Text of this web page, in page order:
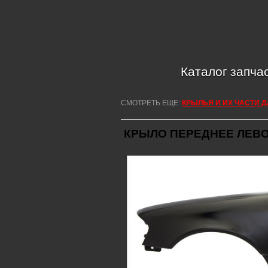
СМОТРЕТЬ ЕЩЕ: КРЫЛЬЯ И ИХ ЧАСТИ
КРЫЛО ПЕРЕДНЕЕ
Каталог